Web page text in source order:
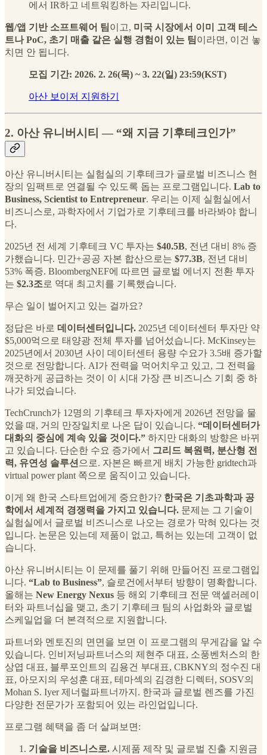
에서 IR하고 네트워킹하는 자리입니다.
웹/앱 기반 소프트웨어 팀 이고, 미국 시장에서 이미 고객 테스
트나 PoC, 초기 매출 같은 실행 경험이 있는 팀 이라면, 이건 놓
치면 안 됩니다.
모집 기간: 2026. 2. 26(목) ~ 3. 22(일) 23:59(KST)
아산 보이저 지원하기
2. 아산 유니버시티 — “왜 지금 기후테크인가”
아산 유니버시티는 실험실의 기후테크가 글로벌 비즈니스 현
장의 임팩트로 연결될 수 있도록 돕는 프로그램입니다. Lab to
Business, Scientist to Entrepreneur. 우리는 이제 실험실에서
비즈니스로, 과학자에서 기업가로 기후테크를 바라봐야 합니
다.
2025년 전 세계 기후테크 VC 투자는 $40.5B, 전년 대비 8% 증
가했습니다. 민간+공공 자본 합산으로는 $77.3B, 전년 대비
53% 폭증. BloombergNEF에 따르면 글로벌 에너지 전환 투자
는 $2.3조 로 역대 최고치를 기록했습니다.
무슨 일이 벌어지고 있는 걸까요?
정답은 바로 데이터센터입니다. 2025년 데이터센터 투자만 약
$5,000억으로 태양광 전체 투자를 넘어섰습니다. McKinsey는
2025년에서 2030년 사이 데이터센터 용량 수요가 3.5배 증가할
것으로 전망합니다. AI가 전력을 먹어치우고 있고, 그 전력을
깨끗하게 공급하는 것이 이 시대 가장 큰 비즈니스 기회 중 하
나가 되었습니다.
TechCrunch가 12명의 기후테크 투자자에게 2026년 전망을 물
었을 때, 거의 만장일치로 나온 답이 있습니다. “데이터센터가
대화의 중심에 계속 있을 것이다.” 하지만 대화의 방향은 바뀌
고 있습니다. 단순한 수요 증가에서 그리드 복원력, 분산형 전
력, 유연성 솔루션 으로. 자본은 빠르게 배치 가능한 gridtech과
virtual power plant 쪽으로 움직이고 있습니다.
이게 왜 한국 스타트업에게 중요한가? 한국은 기초과학과 공
학에서 세계적 경쟁력을 가지고 있습니다. 문제는 그 기술이
실험실에서 글로벌 비즈니스로 나오는 경로가 막혀 있다는 것
입니다. 논문은 있는데 제품이 없고, 특허는 있는데 고객이 없
습니다.
아산 유니버시티는 이 문제를 풀기 위해 만들어진 프로그램입
니다. “Lab to Business”, 슬로건에서부터 방향이 명확합니다.
올해는 New Energy Nexus 등 해외 기후테크 전문 액셀러레이
터와 파트너십을 맺고, 초기 기후테크 팀의 사업화와 글로벌
스케일업을 더 본격적으로 지원합니다.
파트너와 멘토진의 면면을 보면 이 프로그램의 무게감을 알 수
있습니다. 인비저닝파트너스의 제현주 대표, 소풍벤처스의 한
상엽 대표, 블루포인트의 김용건 부대표, CBKNY의 정수진 대
표, 아모지의 우성훈 대표, 테마섹의 김경한 디렉터, SOSV의
Mohan S. Iyer 제너럴파트너까지. 한국과 글로벌 렌즈를 가진
다양한 전문가가 포함되어 있는 라인업입니다.
프로그램 혜택을 좀 더 살펴보면:
기술을 비즈니스로. 시제품 제작 및 글로벌 진출 지원금